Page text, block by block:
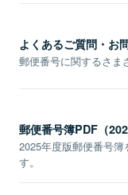
よくあるご質問・お
郵便番号に関するさま
郵便番号簿PDF（
2025年度版郵便番号
す。